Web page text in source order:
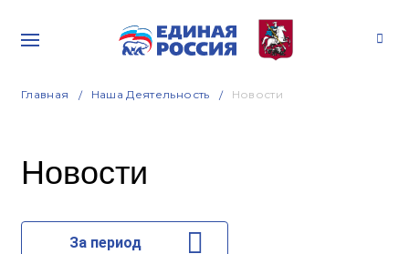
Главная Наша Деятельность Новости
Новости
За период